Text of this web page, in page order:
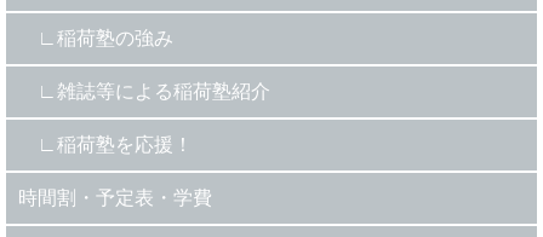
稲荷塾の強み
雑誌等による稲荷塾紹介
稲荷塾を応援！
時間割・予定表・学費